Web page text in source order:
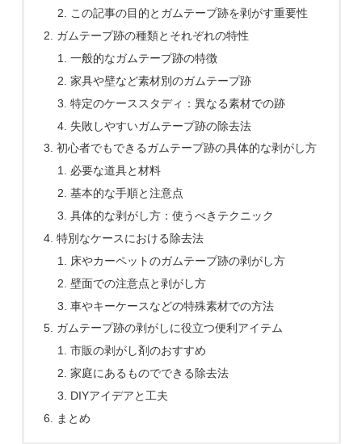
この記事の目的とガムテープ跡を剥がす重要性
ガムテープ跡の種類とそれぞれの特性
一般的なガムテープ跡の特徴
家具や壁など素材別のガムテープ跡
特定のケーススタディ：異なる素材での跡
失敗しやすいガムテープ跡の除去法
初心者でもできるガムテープ跡の具体的な剥がし方
必要な道具と材料
基本的な手順と注意点
具体的な剥がし方：使うべきテクニック
特別なケースにおける除去法
床やカーペットのガムテープ跡の剥がし方
壁面での注意点と剥がし方
車やキーケースなどの特殊素材での方法
ガムテープ跡の剥がしに役立つ便利アイテム
市販の剥がし剤のおすすめ
家庭にあるものでできる除去法
DIYアイデアと工夫
まとめ